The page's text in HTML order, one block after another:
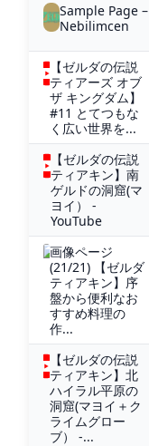
Sample Page –
Nebilimcen
【ゼルダの伝説
ティアーズ オブ
ザ キングダム】
#11 とてつもな
く広い世界を...
【ゼルダの伝説
ティアキン】南
ゲルドの洞窟(マ
ヨイ） -
YouTube
画像ページ
(21/21) 【ゼルダ
ティアキン】序
盤から便利なお
すすめ料理の
作...
【ゼルダの伝説
ティアキン】北
ハイラル平原の
洞窟(マヨイ＋ク
ライムグロー
ブ） -...